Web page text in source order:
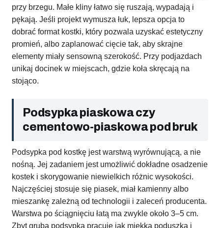
przy brzegu. Małe kliny łatwo się ruszają, wypadają i
pękają. Jeśli projekt wymusza łuk, lepsza opcja to
dobrać format kostki, który pozwala uzyskać estetyczny
promień, albo zaplanować cięcie tak, aby skrajne
elementy miały sensowną szerokość. Przy podjazdach
unikaj docinek w miejscach, gdzie koła skręcają na
stojąco.
Podsypka piaskowa czy
cementowo-piaskowa pod bruk
Podsypka pod kostkę jest warstwą wyrównującą, a nie
nośną. Jej zadaniem jest umożliwić dokładne osadzenie
kostek i skorygowanie niewielkich różnic wysokości.
Najczęściej stosuje się piasek, miał kamienny albo
mieszankę zależną od technologii i zaleceń producenta.
Warstwa po ściągnięciu łatą ma zwykle około 3–5 cm.
Zbyt gruba podsypka pracuje jak miękka poduszka i